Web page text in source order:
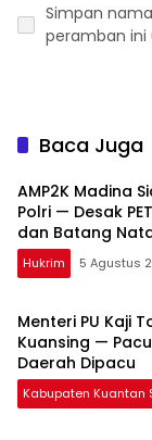
Simpan
peramban ini
Baca Juga
AMP2K Madina
Polri — Desak
dan Batang
Hukrim 5 Agustus
Menteri PU Kaji
Kuansing —
Daerah Dipacu
Kabupaten Kuantan